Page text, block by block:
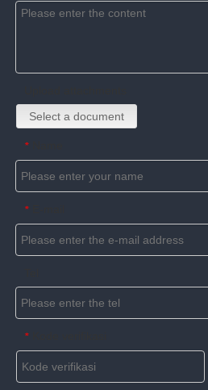
Select a document
*
*
*